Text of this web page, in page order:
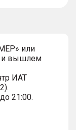
или
и вышлем
ИАТ
21:00.